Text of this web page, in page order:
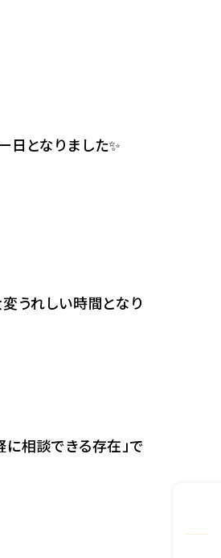
日となりました✨
うれしい時間となり
相談できる存在」で